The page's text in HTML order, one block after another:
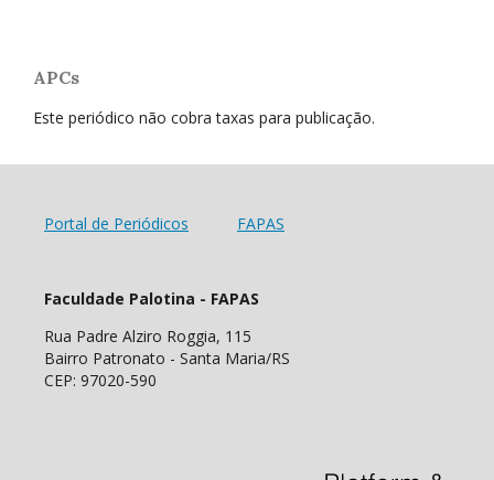
APCs
Este periódico não cobra taxas para publicação.
Portal de Periódicos FAPAS
Faculdade Palotina - FAPAS
Rua Padre Alziro Roggia, 115
Bairro Patronato - Santa Maria/RS
CEP: 97020-590